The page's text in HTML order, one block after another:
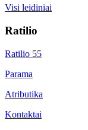
Visi leidiniai
Ratilio
Ratilio 55
Parama
Atributika
Kontaktai